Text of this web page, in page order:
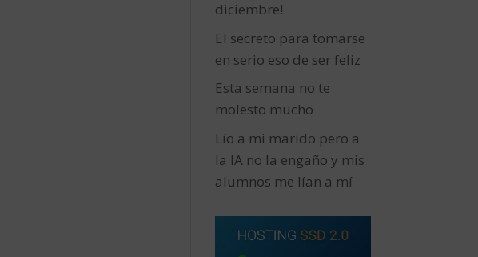
diciembre!
El secreto para tomarse
en serio eso de ser feliz
Esta semana no te
molesto mucho
Lío a mi marido pero a
la IA no la engaño y mis
alumnos me lían a mí